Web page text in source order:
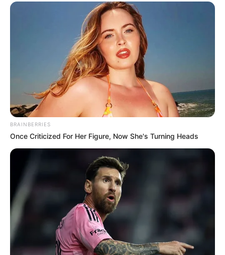
Les partants en lice pour la victoire au
Tiercé Quinté du jour
1 INVICTUS MADRIK
2 HOLDING GIRL
3 HIBISCUS DE LATOM
4 GOLZAC DE REM
5 HACIENDA
6 HARBOUR D’ORGERES
9 DASSERO
10 GLOIRE DU PERCHE
11 GINKO DU ROUSSOIR
12 IBISCUS MAN
13 HARRY CARISAIE
14 FIFTY BLACK
15 HARMONISTA
BRAINBERRIES
Once Criticized For Her Figure, Now She's Turning Heads